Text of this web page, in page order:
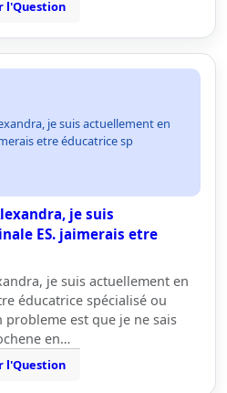
l'Question
je suis actuellement en
etre éducatrice sp
je suis
ES. jaimerais etre
je suis actuellement en
éducatrice spécialisé ou
est que je ne sais
en…
l'Question